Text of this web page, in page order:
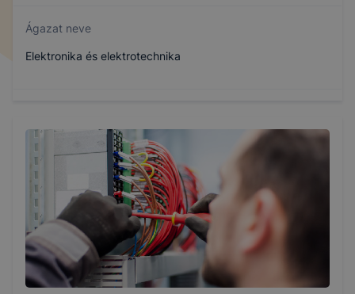
Ágazat neve
Elektronika és elektrotechnika
Képzés időtartama
3 év
Választható szakmairányok: